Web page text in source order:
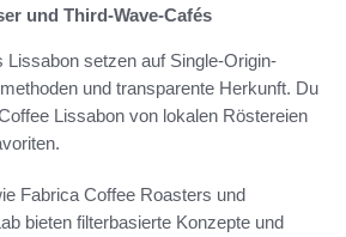
und Third-Wave-Cafés
Lissabon setzen auf Single-Origin-
und transparente Herkunft. Du
Lissabon von lokalen Röstereien
Fabrica Coffee Roasters und
bieten filterbasierte Konzepte und